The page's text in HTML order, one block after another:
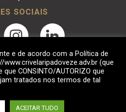
SOCIAIS
Empresarial. © 2017
por
e de acordo com a Política de
(que
CONSINTO/AUTORIZO que
tratados nos termos de tal
ACEITAR TUDO